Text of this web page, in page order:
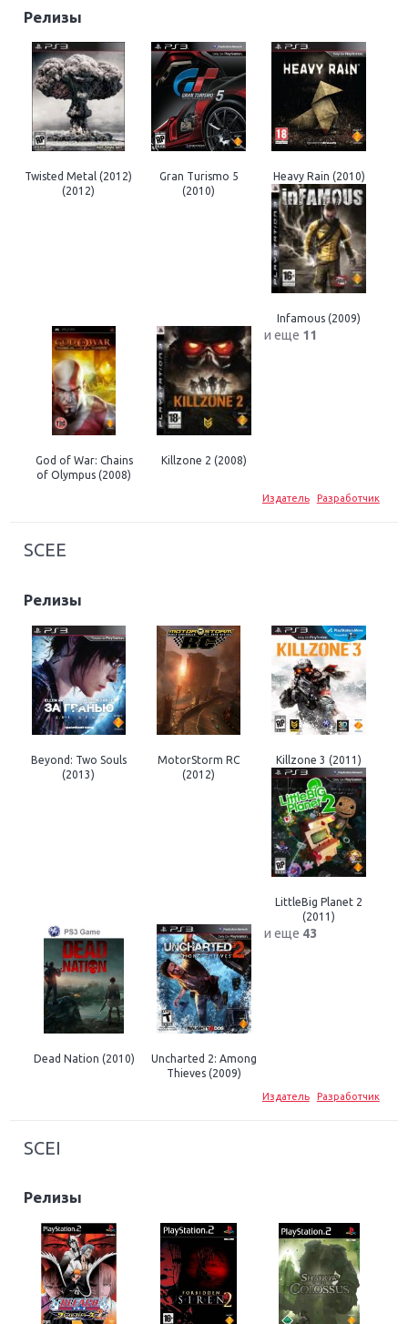
Релизы
Twisted Metal (2012)
(2012)
Gran Turismo 5
(2010)
Heavy Rain (2010)
Infamous (2009)
God of War: Chains
of Olympus (2008)
Killzone 2 (2008)
и еще 11
Издатель Разработчик
SCEE
Релизы
Beyond: Two Souls
(2013)
MotorStorm RC
(2012)
Killzone 3 (2011)
LittleBig Planet 2
(2011)
Dead Nation (2010)
Uncharted 2: Among
Thieves (2009)
и еще 43
Издатель Разработчик
SCEI
Релизы